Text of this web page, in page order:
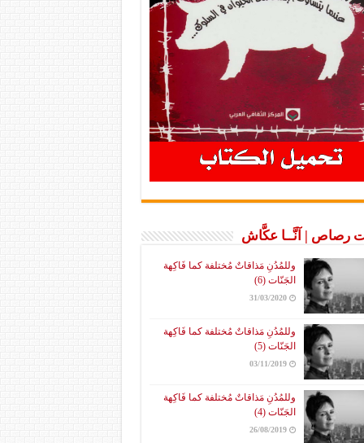
رصاص | آنَّــا عكَّاش
وللمُدُنِ مَذاقاتٌ مُختلفة كما فَاكِهة
الجَنّات (6)
31/03/2020
وللمُدُنِ مَذاقاتٌ مُختلفة كما فَاكِهة
الجَنّات (5)
03/11/2019
وللمُدُنِ مَذاقاتٌ مُختلفة كما فَاكِهة
الجَنّات (4)
26/08/2019